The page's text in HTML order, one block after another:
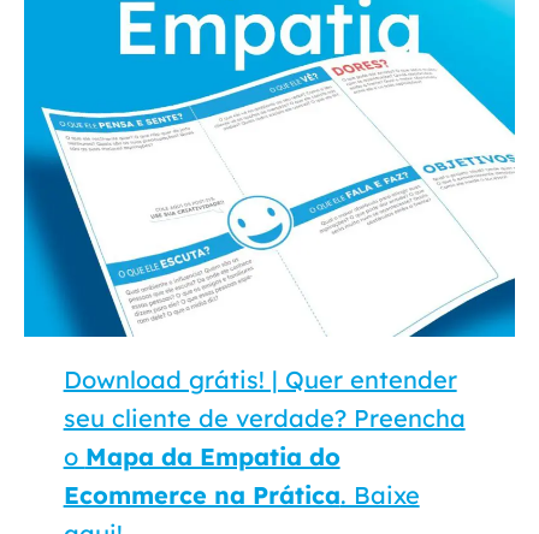
Download grátis! | Quer entender
seu cliente de verdade? Preencha
o Mapa da Empatia do
Ecommerce na Prática. Baixe